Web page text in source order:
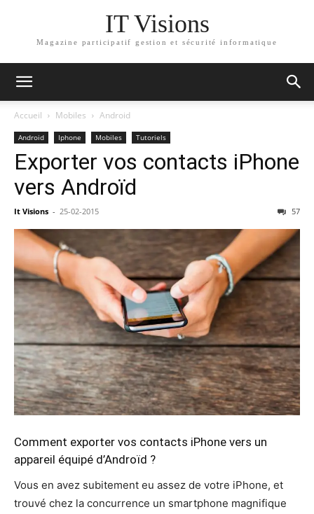
IT Visions
Magazine participatif gestion et sécurité informatique
Accueil Mobiles Android
Android Iphone Mobiles Tutoriels
Exporter vos contacts iPhone
vers Androïd
It Visions - 25-02-2015 57
Comment exporter vos contacts iPhone vers un
appareil équipé d’Androïd ?
Vous en avez subitement eu assez de votre iPhone, et
trouvé chez la concurrence un smartphone magnifique